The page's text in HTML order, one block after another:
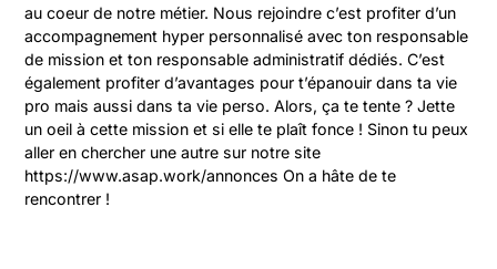
au coeur de notre métier. Nous rejoindre c’est profiter d’un
accompagnement hyper personnalisé avec ton responsable
de mission et ton responsable administratif dédiés. C’est
également profiter d’avantages pour t’épanouir dans ta vie
pro mais aussi dans ta vie perso. Alors, ça te tente ? Jette
un oeil à cette mission et si elle te plaît fonce ! Sinon tu peux
aller en chercher une autre sur notre site
https://www.asap.work/annonces On a hâte de te
rencontrer !